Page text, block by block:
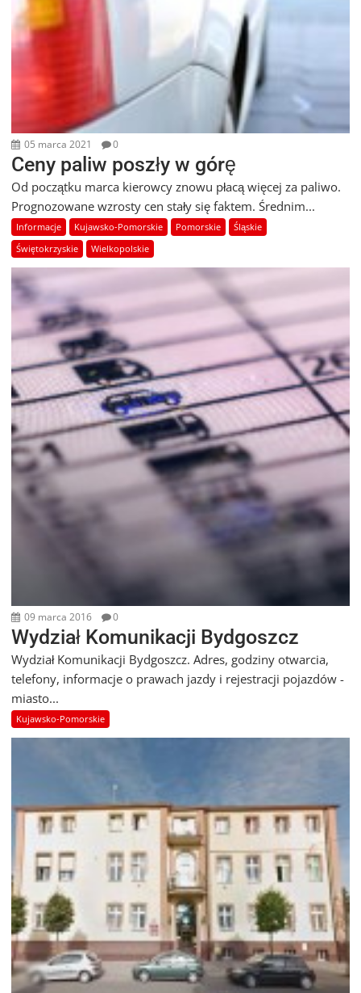
05 marca 2021 0
Ceny paliw poszły w górę
Od początku marca kierowcy znowu płacą więcej za paliwo.
Prognozowane wzrosty cen stały się faktem. Średnim...
Informacje Kujawsko-Pomorskie Pomorskie
Śląskie
Świętokrzyskie
Wielkopolskie
09 marca 2016 0
Wydział Komunikacji Bydgoszcz
Wydział Komunikacji Bydgoszcz. Adres, godziny otwarcia,
telefony, informacje o prawach jazdy i rejestracji pojazdów -
miasto...
Kujawsko-Pomorskie